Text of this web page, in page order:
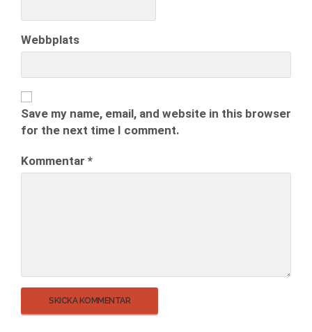
Webbplats
Save my name, email, and website in this browser
for the next time I comment.
Kommentar *